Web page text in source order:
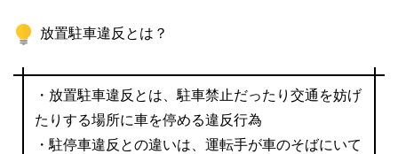
放置駐車違反とは？
・放置駐車違反とは、駐車禁止だったり交通を妨げ
たりする場所に車を停める違反行為
・駐停車違反との違いは、運転手が車のそばにいて